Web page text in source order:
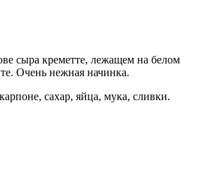
сыра креметте, лежащем на белом
Очень нежная начинка.
сахар, яйца, мука, сливки.